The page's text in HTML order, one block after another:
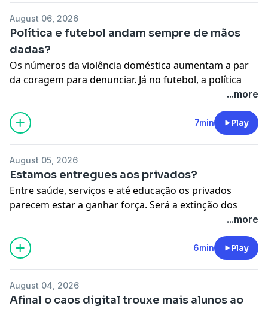
August 06, 2026
Política e futebol andam sempre de mãos
dadas?
Os números da violência doméstica aumentam a par
da coragem para denunciar. Já no futebol, a política
entra em campo e levanta sérias dúvidas sobre a ética
da organização do Mundial 2030 com Marrocos.
See omnystudio.com/listener for privacy information.
...more
7min Play
August 05, 2026
Estamos entregues aos privados?
Entre saúde, serviços e até educação os privados
parecem estar a ganhar força. Será a extinção dos
serviços púbicos? E ainda, Portugal está a cortar
See omnystudio.com/listener for privacy information.
...more
6min Play
August 04, 2026
Afinal o caos digital trouxe mais alunos ao